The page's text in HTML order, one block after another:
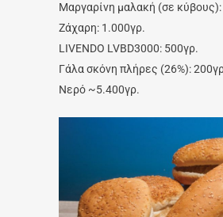
Μαργαρίνη μαλακή (σε κύβους):
Ζάχαρη: 1.000γρ.
LIVENDO LVBD3000: 500γρ.
Γάλα σκόνη πλήρες (26%):
Νερό ~5.400γρ.